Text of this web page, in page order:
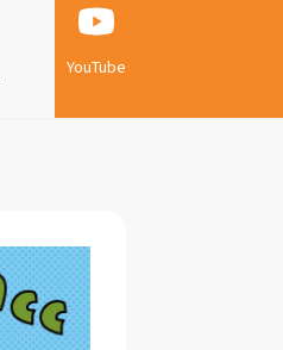
YouTube